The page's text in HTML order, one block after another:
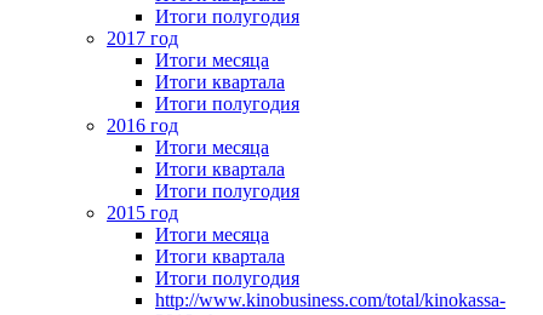
Итоги полугодия
2017 год
Итоги месяца
Итоги квартала
Итоги полугодия
2016 год
Итоги месяца
Итоги квартала
Итоги полугодия
2015 год
Итоги месяца
Итоги квартала
Итоги полугодия
http://www.kinobusiness.com/total/kinokassa-